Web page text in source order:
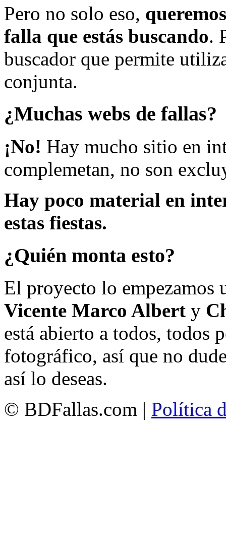
Pero no solo eso,
falla que estás buscando.
buscador que permite
conjunta.
¿Muchas webs de fallas?
¡No! Hay mucho sitio en
complemetan, no son
Hay poco material en
estas fiestas.
¿Quién monta esto?
El proyecto lo empezamos
Vicente Marco Albert y
está abierto a todos, todos
fotográfico, así que no
así lo deseas.
© BDFallas.com | Política